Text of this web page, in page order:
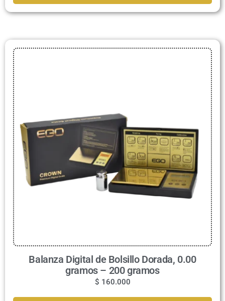
Balanza Digital de Bolsillo Dorada, 0.00
gramos – 200 gramos
$ 160.000